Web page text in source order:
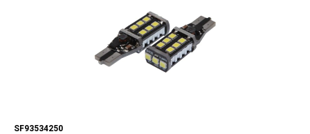
SF93534250